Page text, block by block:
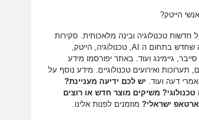
הייטק?
חדשות טכנולוגיה ובינה מלאכותית. סקירות
טכנולוגיות וכל מה שחדש בתחום ה AI, טכנולוגיה, הייטק,
גיימינג ועוד. באתר יפורסמו מידע
תערוכות ואירועים טכנולוגיים. מידע נוסף על
דעה ועוד. יש לכם ידיעה מעניינת?
משיקים מוצר חדש או רוצים
ישראלי? מוזמנים לפנות אלינו.